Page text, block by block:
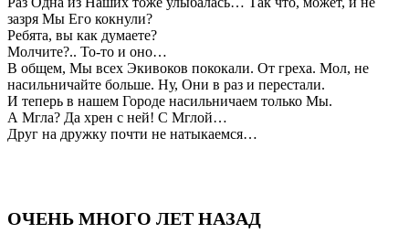
зазря Мы Его кокнули?
Ребята, вы как думаете?
Молчите?.. То-то и оно…
В общем, Мы всех Экивоков пококали. От греха. Мол, не
насильничайте больше. Ну, Они в раз и перестали.
И теперь в нашем Городе насильничаем только Мы.
А Мгла? Да хрен с ней! С Мглой…
Друг на дружку почти не натыкаемся…
ОЧЕНЬ МНОГО ЛЕТ НАЗАД